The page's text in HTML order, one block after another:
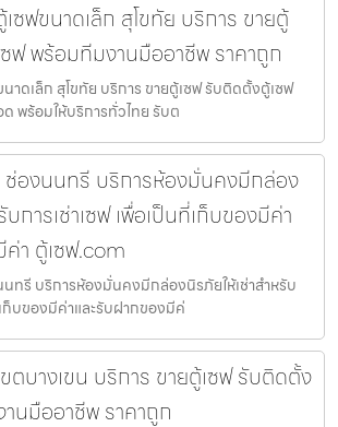
ซฟขนาดเล็ก สุโขทัย บริการ ขายตู้
ฟ พร้อมทีมงานมืออาชีพ ราคาถูก
าดเล็ก สุโขทัย บริการ ขายตู้เซฟ รับติดตั้งตู้เซฟ
พร้อมให้บริการทั่วไทย รับต
ช่องนนทรี บริการห้องมั่นคงมีกล่อง
บการเช่าเซฟ เพื่อเป็นที่เก็บของมีค่า
า ตู้เซฟ.com
ทรี บริการห้องมั่นคงมีกล่องนิรภัยให้เช่าสำหรับ
ก็บของมีค่าและรับฝากของมีค่
ตบางเขน บริการ ขายตู้เซฟ รับติดตั้ง
นมืออาชีพ ราคาถูก